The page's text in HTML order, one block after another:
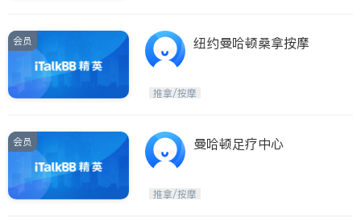
会员 纽约曼哈顿桑拿按摩
推拿/按摩
会员 曼哈顿足疗中心
推拿/按摩